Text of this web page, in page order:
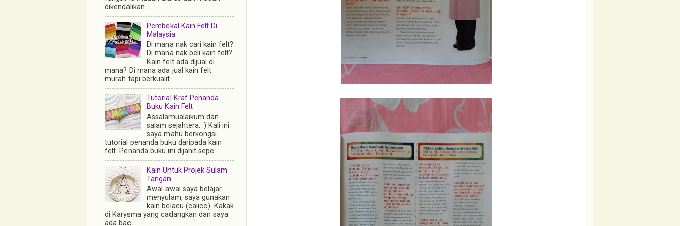
dikendalikan....
Pembekal Kain Felt Di
Malaysia
Di mana nak cari kain felt?
Di mana nak beli kain felt?
Kain felt ada dijual di
mana? Di mana ada jual kain felt
murah tapi berkualit...
Tutorial Kraf Penanda
Buku Kain Felt
Assalamualaikum dan
salam sejahtera. :) Kali ini
saya mahu berkongsi
tutorial penanda buku daripada kain
felt. Penanda buku ini dijahit sepe...
Kain Untuk Projek Sulam
Tangan
Awal-awal saya belajar
menyulam, saya gunakan
kain belacu (calico). Kakak
di Karysma yang cadangkan dan saya
ada bac...